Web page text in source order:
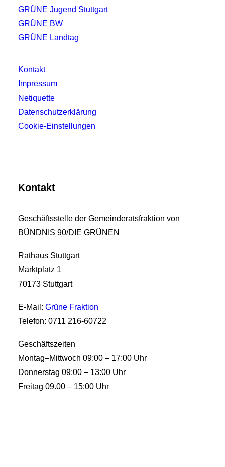
GRÜNE Jugend Stuttgart
GRÜNE BW
GRÜNE Landtag
Kontakt
Impressum
Netiquette
Datenschutzerklärung
Cookie-Einstellungen
Kontakt
Geschäftsstelle der Gemeinderatsfraktion von
BÜNDNIS 90/DIE GRÜNEN
Rathaus Stuttgart
Marktplatz 1
70173 Stuttgart
E-Mail: Grüne Fraktion
Telefon: 0711 216-60722
Geschäftszeiten
Montag–Mittwoch 09:00 – 17:00 Uhr
Donnerstag 09:00 – 13:00 Uhr
Freitag 09.00 – 15:00 Uhr